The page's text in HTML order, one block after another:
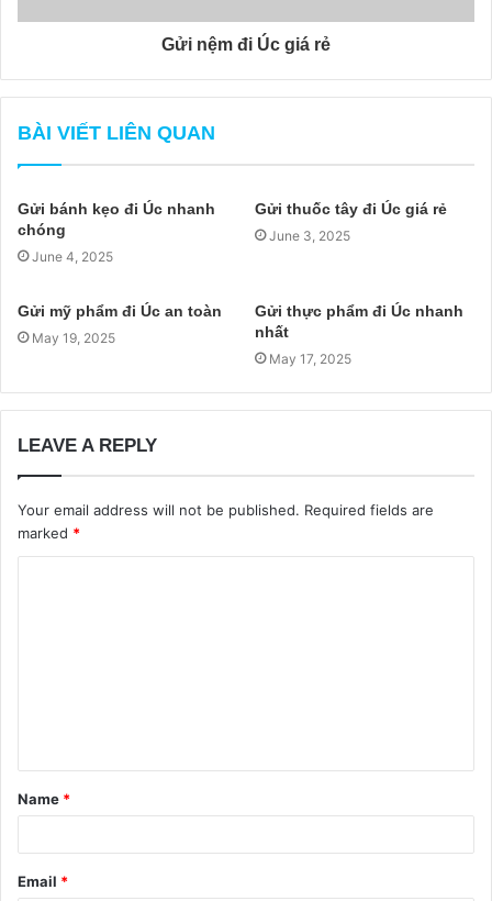
Gửi nệm đi Úc giá rẻ
BÀI VIẾT LIÊN QUAN
Gửi bánh kẹo đi Úc nhanh
chóng
June 4, 2025
Gửi thuốc tây đi Úc giá rẻ
June 3, 2025
Gửi mỹ phẩm đi Úc an toàn
May 19, 2025
Gửi thực phẩm đi Úc nhanh
nhất
May 17, 2025
LEAVE A REPLY
Your email address will not be published. Required fields are
marked *
Name *
Email *